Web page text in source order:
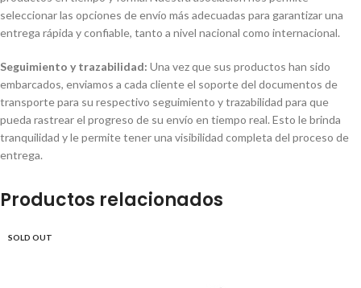
seleccionar las opciones de envío más adecuadas para garantizar una
entrega rápida y confiable, tanto a nivel nacional como internacional.
Seguimiento y trazabilidad: Una vez que sus productos han sido
embarcados, enviamos a cada cliente el soporte del documentos de
transporte para su respectivo seguimiento y trazabilidad para que
pueda rastrear el progreso de su envío en tiempo real. Esto le brinda
tranquilidad y le permite tener una visibilidad completa del proceso de
entrega.
Productos relacionados
SOLD OUT